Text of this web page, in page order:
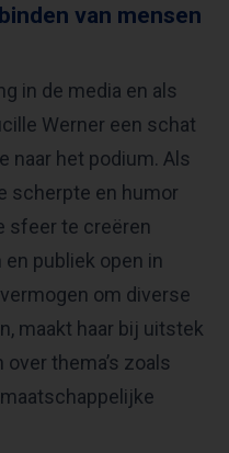
van mensen
in de media en als
Werner een schat
naar het podium. Als
scherpte en humor
sfeer te creëren
publiek open in
om diverse
maakt haar bij uitstek
thema’s zoals